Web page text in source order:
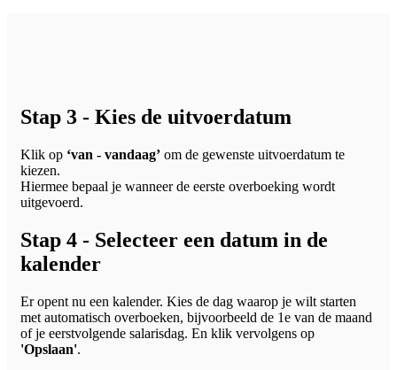
Stap 3 - Kies de uitvoerdatum
Klik op ‘van - vandaag’ om de gewenste uitvoerdatum te
kiezen.
Hiermee bepaal je wanneer de eerste overboeking wordt
uitgevoerd.
Stap 4 - Selecteer een datum in de
kalender
Er opent nu een kalender. Kies de dag waarop je wilt starten
met automatisch overboeken, bijvoorbeeld de 1e van de maand
of je eerstvolgende salarisdag. En klik vervolgens op
'Opslaan'.